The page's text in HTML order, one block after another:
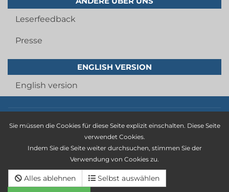
Leserfeedback
Presse
ENGLISH VERSION
English version
privacy statement
Cancellation policy
Deutsche version
Sie müssen die Cookies für diese Seite explizit einschalten. Diese Seite
verwendet Cookies.
Indem Sie die Seite weiter durchsuchen, stimmen Sie der
Verwendung von Cookies zu.
Alles ablehnen
Selbst auswählen